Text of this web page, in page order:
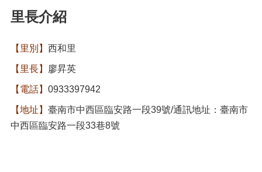
里長介紹
【里別】 西和里
【里長】 廖昇英
【電話】 0933397942
【地址】 臺南市中西區臨安路一段39號/通訊地址：臺南市
中西區臨安路一段33巷8號